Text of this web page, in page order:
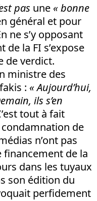
pas une « bonne
général et pour
ne s’y opposant
la FI s’expose
de verdict.
ministre des
: « Aujourd’hui,
ils s’en
tout à fait
condamnation de
n’ont pas
financement de la
dans les tuyaux
son édition du
perfidement